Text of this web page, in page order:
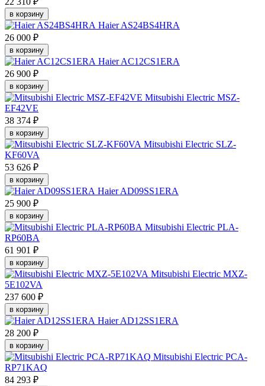
в корзину
Haier AS24BS4HRA
26 000 ₽
в корзину
Haier AC12CS1ERA
26 900 ₽
в корзину
Mitsubishi Electric MSZ-
EF42VE
38 374 ₽
в корзину
Mitsubishi Electric SLZ-
KF60VA
53 626 ₽
в корзину
Haier AD09SS1ERA
25 900 ₽
в корзину
Mitsubishi Electric PLA-
RP60BA
61 901 ₽
в корзину
Mitsubishi Electric MXZ-
5E102VA
237 600 ₽
в корзину
Haier AD12SS1ERA
28 200 ₽
в корзину
Mitsubishi Electric PCA-
RP71KAQ
84 293 ₽